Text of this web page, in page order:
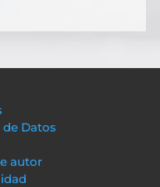
Datos
autor